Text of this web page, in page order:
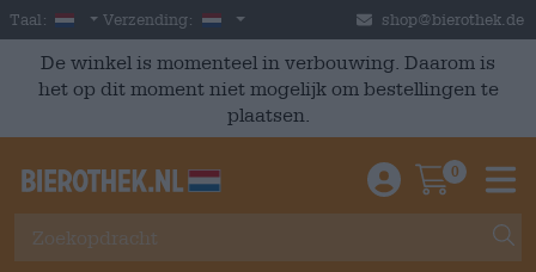
Skip to main content
Taal: Dutch
Verzending: Nederland shop@bierothek.de
De winkel is momenteel in verbouwing. Daarom is
het op dit moment niet mogelijk om bestellingen te
plaatsen.
Einloggen /
0